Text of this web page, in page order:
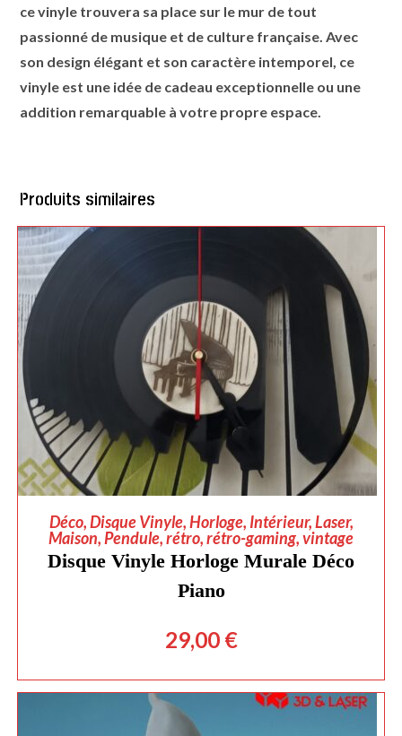
ce vinyle trouvera sa place sur le mur de tout
passionné de musique et de culture française. Avec
son design élégant et son caractère intemporel, ce
vinyle est une idée de cadeau exceptionnelle ou une
addition remarquable à votre propre espace.
Produits similaires
AJOUTER AU PANIER
Déco,Disque Vinyle,Horloge, Intérieur,Laser,
Maison,Pendule,rétro,rétro-gaming,vintage
Disque Vinyle Horloge Murale Déco
Piano
29,00 €